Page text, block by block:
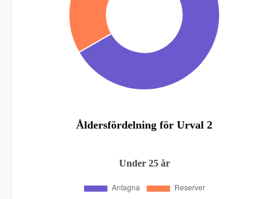
Åldersfördelning för Urval 2
Under 25 år